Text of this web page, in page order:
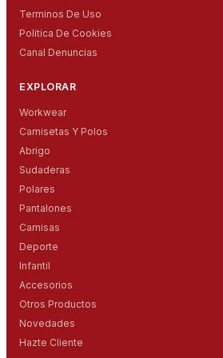
Terminos De Uso
Politica De Cookies
Canal Denuncias
EXPLORAR
Workwear
Camisetas Y Polos
Abrigo
Sudaderas
Polares
Pantalones
Camisas
Deporte
Infantil
Accesorios
Otros Productos
Novedades
Hazte Cliente